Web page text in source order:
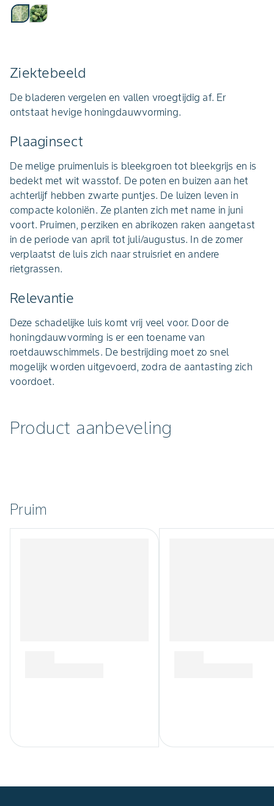
Ziektebeeld
De bladeren vergelen en vallen vroegtijdig af. Er
ontstaat hevige honingdauwvorming.
Plaaginsect
De melige pruimenluis is bleekgroen tot bleekgrijs en is
bedekt met wit wasstof. De poten en buizen aan het
achterlijf hebben zwarte puntjes. De luizen leven in
compacte koloniën. Ze planten zich met name in juni
voort. Pruimen, perziken en abrikozen raken aangetast
in de periode van april tot juli/augustus. In de zomer
verplaatst de luis zich naar struisriet en andere
rietgrassen.
Relevantie
Deze schadelijke luis komt vrij veel voor. Door de
honingdauwvorming is er een toename van
roetdauwschimmels. De bestrijding moet zo snel
mogelijk worden uitgevoerd, zodra de aantasting zich
voordoet.
Product aanbeveling
Pruim